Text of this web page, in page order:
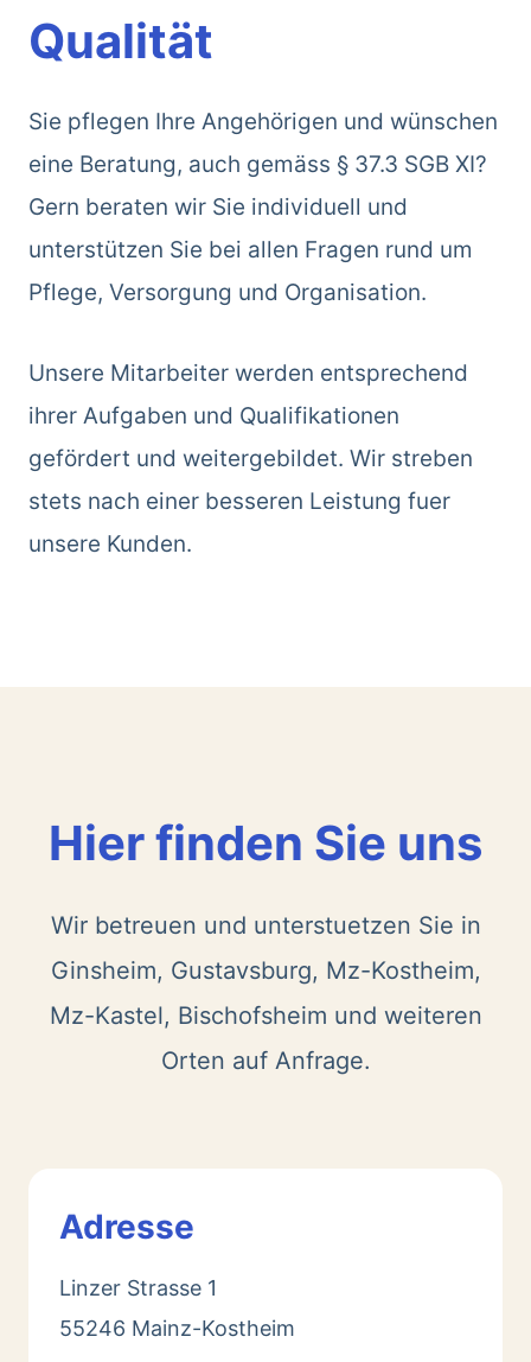
Qualität
Sie pflegen Ihre Angehörigen und wünschen
eine Beratung, auch gemäss § 37.3 SGB XI?
Gern beraten wir Sie individuell und
unterstützen Sie bei allen Fragen rund um
Pflege, Versorgung und Organisation.
Unsere Mitarbeiter werden entsprechend
ihrer Aufgaben und Qualifikationen
gefördert und weitergebildet. Wir streben
stets nach einer besseren Leistung fuer
unsere Kunden.
Hier finden Sie uns
Wir betreuen und unterstuetzen Sie in
Ginsheim, Gustavsburg, Mz-Kostheim,
Mz-Kastel, Bischofsheim und weiteren
Orten auf Anfrage.
Adresse
Linzer Strasse 1
55246 Mainz-Kostheim